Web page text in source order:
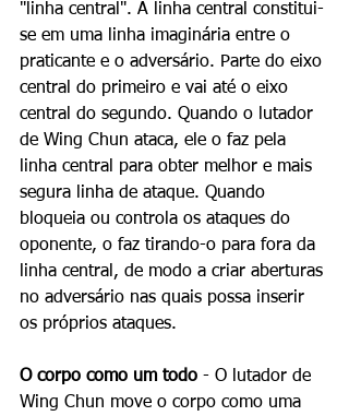
"linha central". A linha central constitui-
se em uma linha imaginária entre o
praticante e o adversário. Parte do eixo
central do primeiro e vai até o eixo
central do segundo. Quando o lutador
de Wing Chun ataca, ele o faz pela
linha central para obter melhor e mais
segura linha de ataque. Quando
bloqueia ou controla os ataques do
oponente, o faz tirando-o para fora da
linha central, de modo a criar aberturas
no adversário nas quais possa inserir
os próprios ataques.
O corpo como um todo - O lutador de
Wing Chun move o corpo como uma